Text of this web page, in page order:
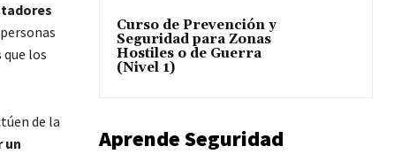
los
de la
un
Curso de Prevención y
Seguridad para Zonas
Hostiles o de Guerra
(Nivel 1)
Aprende Seguridad